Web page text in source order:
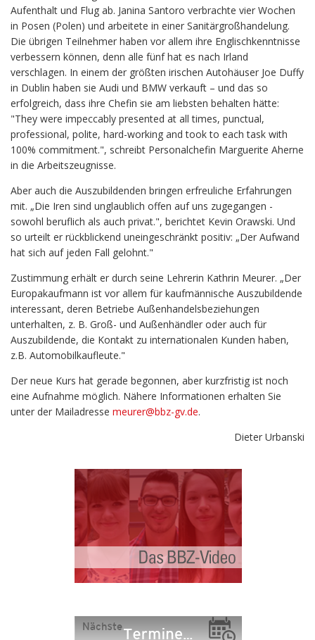
Aufenthalt und Flug ab. Janina Santoro verbrachte vier Wochen
in Posen (Polen) und arbeitete in einer Sanitärgroßhandelung.
Die übrigen Teilnehmer haben vor allem ihre Englischkenntnisse
verbessern können, denn alle fünf hat es nach Irland
verschlagen. In einem der größten irischen Autohäuser Joe Duffy
in Dublin haben sie Audi und BMW verkauft – und das so
erfolgreich, dass ihre Chefin sie am liebsten behalten hätte:
"They were impeccably presented at all times, punctual,
professional, polite, hard-working and took to each task with
100% commitment.", schreibt Personalchefin Marguerite Aherne
in die Arbeitszeugnisse.
Aber auch die Auszubildenden bringen erfreuliche Erfahrungen
mit. „Die Iren sind unglaublich offen auf uns zugegangen -
sowohl beruflich als auch privat.", berichtet Kevin Orawski. Und
so urteilt er rückblickend uneingeschränkt positiv: „Der Aufwand
hat sich auf jeden Fall gelohnt."
Zustimmung erhält er durch seine Lehrerin Kathrin Meurer. „Der
Europakaufmann ist vor allem für kaufmännische Auszubildende
interessant, deren Betriebe Außenhandelsbeziehungen
unterhalten, z. B. Groß- und Außenhändler oder auch für
Auszubildende, die Kontakt zu internationalen Kunden haben,
z.B. Automobilkaufleute."
Der neue Kurs hat gerade begonnen, aber kurzfristig ist noch
eine Aufnahme möglich. Nähere Informationen erhalten Sie
unter der Mailadresse meurer@bbz-gv.de.
Dieter Urbanski